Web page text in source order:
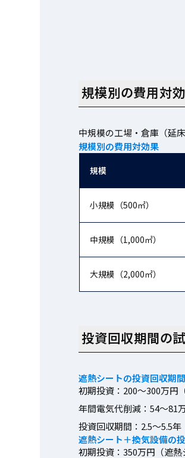
規模別の費用対
中規模の工場・倉庫（延
規模別の費用対効果
規模
小規模（500㎡）
中規模（1,000㎡）
大規模（2,000㎡）
投資回収期間の
遮熱シートの投資回収期間
初期投資：200〜300万円
年間電気代削減：54〜81
投資回収期間：2.5〜5.5年
遮熱シート＋換気設備の
初期投資：350万円（遮熱